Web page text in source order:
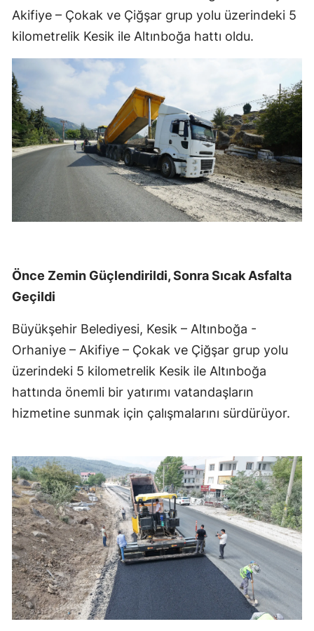
Akifiye – Çokak ve Çiğşar grup yolu üzerindeki 5
kilometrelik Kesik ile Altınboğa hattı oldu.
Önce Zemin Güçlendirildi, Sonra Sıcak Asfalta
Geçildi
Büyükşehir Belediyesi, Kesik – Altınboğa -
Orhaniye – Akifiye – Çokak ve Çiğşar grup yolu
üzerindeki 5 kilometrelik Kesik ile Altınboğa
hattında önemli bir yatırımı vatandaşların
hizmetine sunmak için çalışmalarını sürdürüyor.